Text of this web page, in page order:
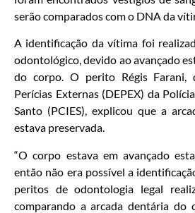
serão comparados com o DNA da
A identificação da vítima foi
odontológico, devido ao avançado
do corpo. O perito Régis Farani,
Perícias Externas (DEPEX) da
Santo (PCIES), explicou que a
estava preservada.
“O corpo estava em avançado
então não era possível a
peritos de odontologia legal
comparando a arcada dentária do